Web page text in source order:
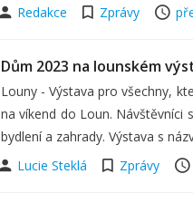
Redakce
Zprávy
Dům 2023 na lounském
Louny - Výstava pro všechny,
na víkend do Loun.
bydlení a zahrady. Výstava s
Lucie Steklá
Zprávy